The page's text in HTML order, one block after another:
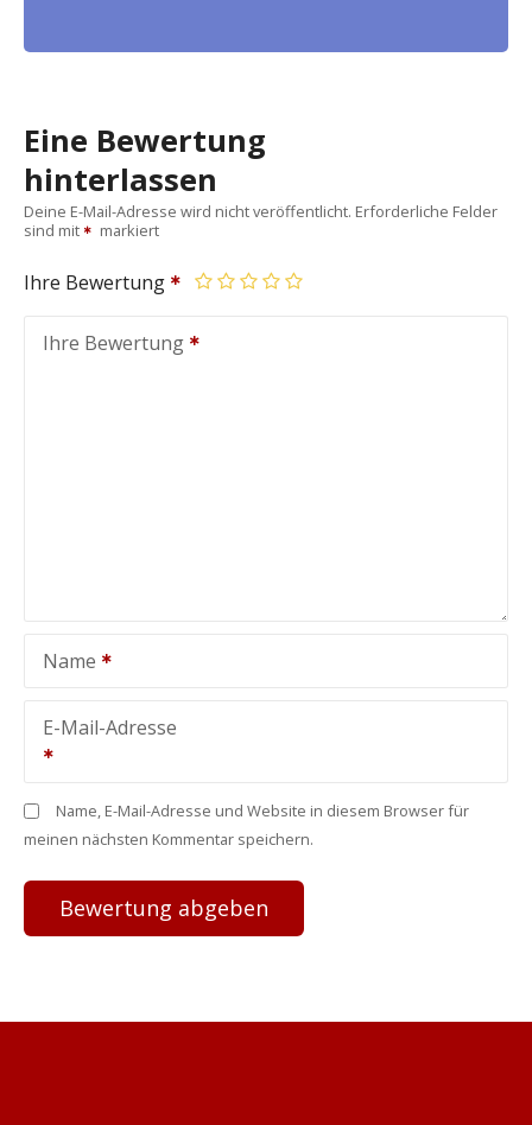
Eine Bewertung
hinterlassen
Deine E-Mail-Adresse wird nicht veröffentlicht. Erforderliche Felder
sind mit
markiert
Ihre Bewertung
Ihre Bewertung
Name
E-Mail-Adresse
Name, E-Mail-Adresse und Website in diesem Browser für
meinen nächsten Kommentar speichern.